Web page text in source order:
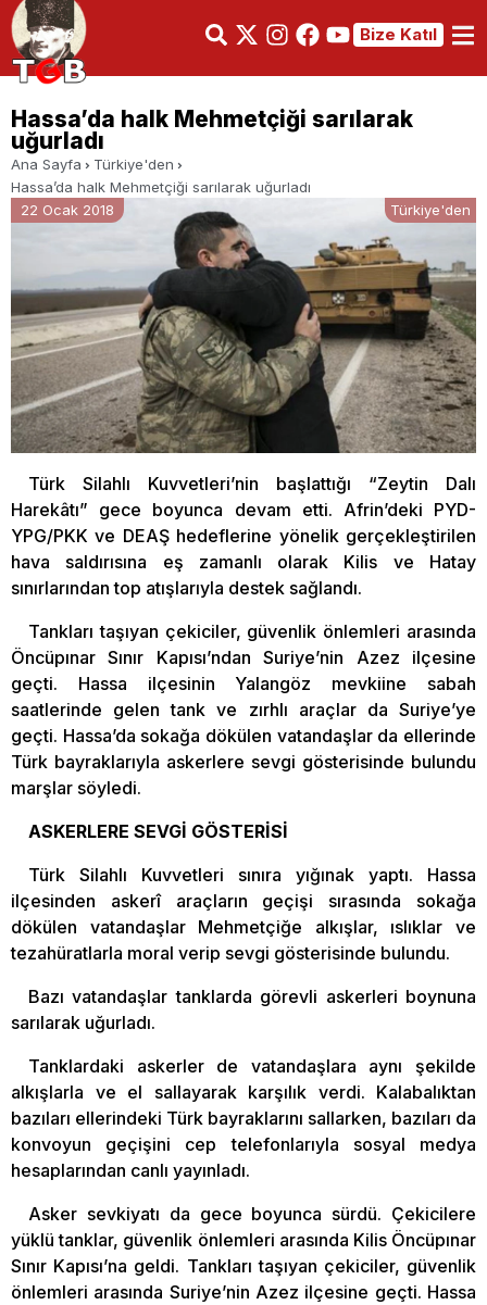
Bize Katıl
Hassa’da halk Mehmetçiği sarılarak
uğurladı
Ana Sayfa
Türkiye'den
Hassa’da halk Mehmetçiği sarılarak uğurladı
22 Ocak 2018
Türkiye'den
Türk Silahlı Kuvvetleri’nin başlattığı “Zeytin Dalı
Harekâtı” gece boyunca devam etti. Afrin’deki PYD-
YPG/PKK ve DEAŞ hedeflerine yönelik gerçekleştirilen
hava saldırısına eş zamanlı olarak Kilis ve Hatay
sınırlarından top atışlarıyla destek sağlandı.
Tankları taşıyan çekiciler, güvenlik önlemleri arasında
Öncüpınar Sınır Kapısı’ndan Suriye’nin Azez ilçesine
geçti. Hassa ilçesinin Yalangöz mevkiine sabah
saatlerinde gelen tank ve zırhlı araçlar da Suriye’ye
geçti. Hassa’da sokağa dökülen vatandaşlar da ellerinde
Türk bayraklarıyla askerlere sevgi gösterisinde bulundu
marşlar söyledi.
ASKERLERE SEVGİ GÖSTERİSİ
Türk Silahlı Kuvvetleri sınıra yığınak yaptı. Hassa
ilçesinden askerî araçların geçişi sırasında sokağa
dökülen vatandaşlar Mehmetçiğe alkışlar, ıslıklar ve
tezahüratlarla moral verip sevgi gösterisinde bulundu.
Bazı vatandaşlar tanklarda görevli askerleri boynuna
sarılarak uğurladı.
Tanklardaki askerler de vatandaşlara aynı şekilde
alkışlarla ve el sallayarak karşılık verdi. Kalabalıktan
bazıları ellerindeki Türk bayraklarını sallarken, bazıları da
konvoyun geçişini cep telefonlarıyla sosyal medya
hesaplarından canlı yayınladı.
Asker sevkiyatı da gece boyunca sürdü. Çekicilere
yüklü tanklar, güvenlik önlemleri arasında Kilis Öncüpınar
Sınır Kapısı’na geldi. Tankları taşıyan çekiciler, güvenlik
önlemleri arasında Suriye’nin Azez ilçesine geçti. Hassa